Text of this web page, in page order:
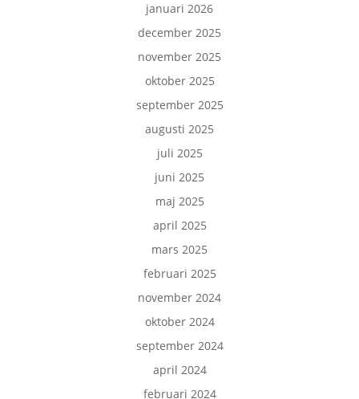
januari 2026
december 2025
november 2025
oktober 2025
september 2025
augusti 2025
juli 2025
juni 2025
maj 2025
april 2025
mars 2025
februari 2025
november 2024
oktober 2024
september 2024
april 2024
februari 2024